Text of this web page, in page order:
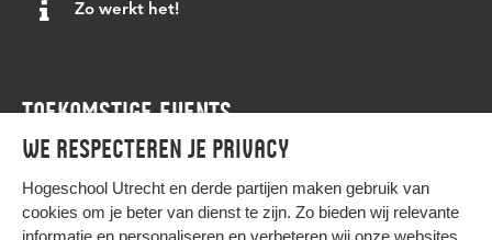
We respecteren je privacy
Hogeschool Utrecht en derde partijen maken gebruik van
cookies om je beter van dienst te zijn. Zo bieden wij relevante
informatie en personaliseren en verbeteren wij onze websites
Zo werkt het!
TOEKOMSTIGE EVENTS